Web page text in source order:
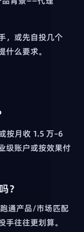
，或先自投几个
么要求。
按月收 1.5 万–6
级账户或按效果付
？
通产品/市场匹配
往往更划算。